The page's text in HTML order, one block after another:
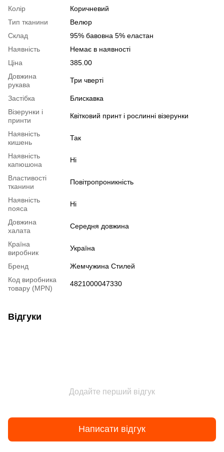
Колір
Коричневий
Тип тканини
Велюр
Склад
95% бавовна 5% еластан
Наявність
Немає в наявності
Ціна
385.00
Довжина
рукава
Три чверті
Застібка
Блискавка
Візерунки і
принти
Квітковий принт і рослинні візерунки
Наявність
кишень
Так
Наявність
капюшона
Ні
Властивості
тканини
Повітропроникність
Наявність
пояса
Ні
Довжина
халата
Середня довжина
Країна
виробник
Україна
Бренд
Жемчужина Стилей
Код виробника
товару (MPN)
4821000047330
Відгуки
Додайте перший відгук
Написати відгук